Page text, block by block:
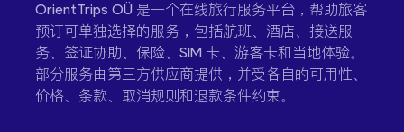
OrientTrips OÜ 是一个在线旅行服务平台，帮助旅客
预订可单独选择的服务，包括航班、酒店、接送服
务、签证协助、保险、SIM 卡、游客卡和当地体验。
部分服务由第三方供应商提供，并受各自的可用性、
价格、条款、取消规则和退款条件约束。